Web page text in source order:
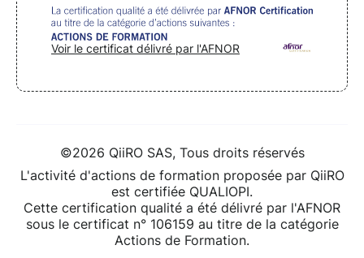
Voir le certificat délivré par l'AFNOR
©2026 QiiRO SAS, Tous droits réservés
L'activité d'actions de formation proposée par QiiRO
est certifiée QUALIOPI.
Cette certification qualité a été délivré par l'AFNOR
sous le certificat n° 106159 au titre de la catégorie
Actions de Formation.